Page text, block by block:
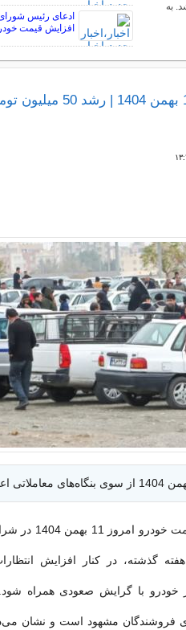
به
ادعای رئیس
افزایش قیمت
به گزارش تجارت
گذشته، در کنار افزایش
خودرو با گرایش صعودی همراه شود.
فروشندگان مشهود است و نشان